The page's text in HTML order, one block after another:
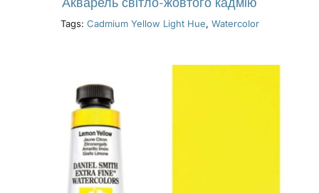
Акварель світло-жовтого кадмію
Tags: Cadmium Yellow Light Hue, Watercolor